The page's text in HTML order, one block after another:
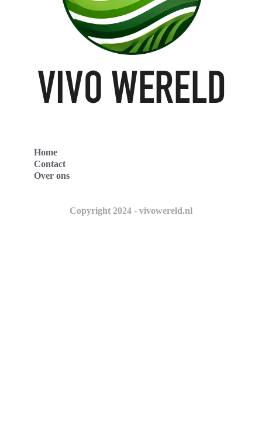
Home
Contact
Over ons
Copyright 2024 - vivowereld.nl